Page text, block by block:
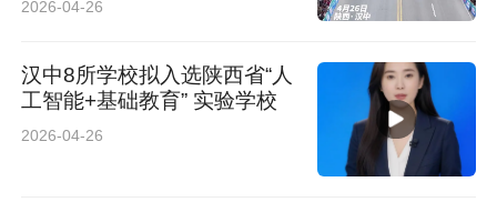
2026-04-26
汉中8所学校拟入选陕西省“人
工智能+基础教育” 实验学校
2026-04-26